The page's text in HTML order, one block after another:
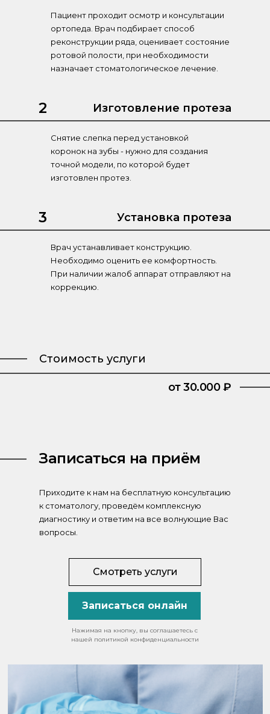
Изготовление протеза
Установка протеза
Пациент проходит осмотр и консультации
ортопеда. Врач подбирает способ
реконструкции ряда, оценивает состояние
ротовой полости, при необходимости
назначает стоматологическое лечение.
Снятие слепка перед установкой
коронок на зубы - нужно для создания
точной модели, по которой будет
изготовлен протез.
Врач устанавливает конструкцию.
Необходимо оценить ее комфортность.
При наличии жалоб аппарат отправляют на
коррекцию.
2
3
Стоимость услуги
от 30.000 ₽
Приходите к нам на бесплатную консультацию
к стоматологу, проведём комплексную
диагностику и ответим на все волнующие Вас
вопросы.
Записаться на приём
Записаться онлайн
Смотреть услуги
Нажимая на кнопку, вы соглашаетесь с
нашей политикой конфиденциальности